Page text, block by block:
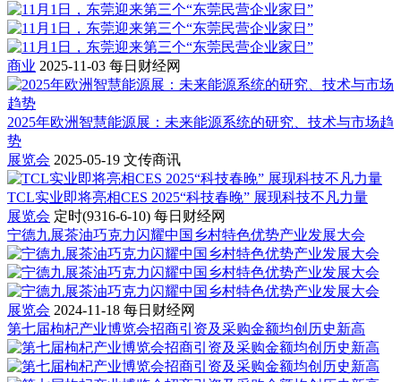
商业 2025-11-03 每日财经网
2025年欧洲智慧能源展：未来能源系统的研究、技术与市场趋
势
展览会 2025-05-19 文传商讯
TCL实业即将亮相CES 2025“科技春晚” 展现科技不凡力量
展览会 定时(9316-6-10) 每日财经网
宁德九展茶油巧克力闪耀中国乡村特色优势产业发展大会
展览会 2024-11-18 每日财经网
第七届枸杞产业博览会招商引资及采购金额均创历史新高